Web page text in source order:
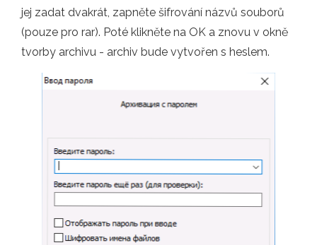
jej zadat dvakrát, zapněte šifrování názvů souborů
(pouze pro rar). Poté klikněte na OK a znovu v okně
tvorby archivu - archiv bude vytvořen s heslem.